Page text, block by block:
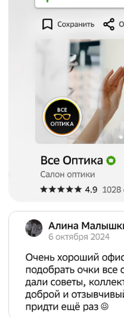
© Все права защищены
Политика
ИМЕЮТСЯ
ПРИМЕНЕНИЕМ
СО СПЕЦИАЛИСТОМ.
ООО "КОФЕ"
Россия, 625007 г. Тюмень ул. 30
ОГРН 1197232023449